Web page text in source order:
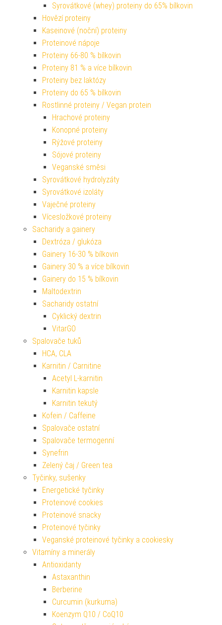
Syrovátkové (whey) proteiny do 65% bílkovin
Hovězí proteiny
Kaseinové (noční) proteiny
Proteinové nápoje
Proteiny 66-80 % bílkovin
Proteiny 81 % a více bílkovin
Proteiny bez laktózy
Proteiny do 65 % bílkovin
Rostlinné proteiny / Vegan protein
Hrachové proteiny
Konopné proteiny
Rýžové proteiny
Sójové proteiny
Veganské směsi
Syrovátkové hydrolyzáty
Syrovátkové izoláty
Vaječné proteiny
Vícesložkové proteiny
Sacharidy a gainery
Dextróza / glukóza
Gainery 16-30 % bílkovin
Gainery 30 % a více bílkovin
Gainery do 15 % bílkovin
Maltodextrin
Sacharidy ostatní
Cyklický dextrin
VitarGO
Spalovače tuků
HCA, CLA
Karnitin / Carnitine
Acetyl L-karnitin
Karnitin kapsle
Karnitin tekutý
Kofein / Caffeine
Spalovače ostatní
Spalovače termogenní
Synefrin
Zelený čaj / Green tea
Tyčinky, sušenky
Energetické tyčinky
Proteinové cookies
Proteinové snacky
Proteinové tyčinky
Veganské proteinové tyčinky a cookiesky
Vitamíny a minerály
Antioxidanty
Astaxanthin
Berberine
Curcumin (kurkuma)
Koenzym Q10 / CoQ10